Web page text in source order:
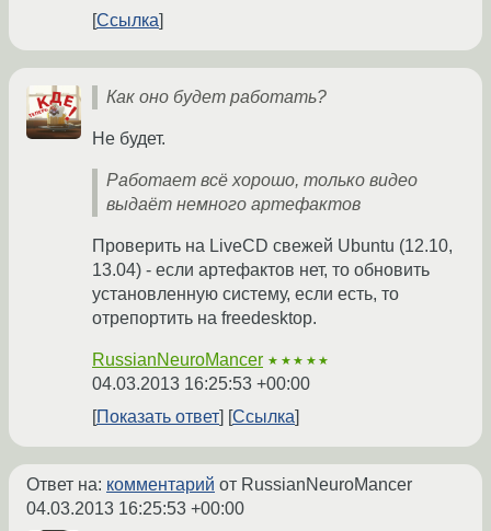
Ссылка
Как оно будет работать?
Не будет.
Работает всё хорошо, только видео
выдаёт немного артефактов
Проверить на LiveCD свежей Ubuntu (12.10,
13.04) - если артефактов нет, то обновить
установленную систему, если есть, то
отрепортить на freedesktop.
RussianNeuroMancer ★★★★★
04.03.2013 16:25:53 +00:00
Показать ответ
Ссылка
Ответ на: комментарий от RussianNeuroMancer
04.03.2013 16:25:53 +00:00